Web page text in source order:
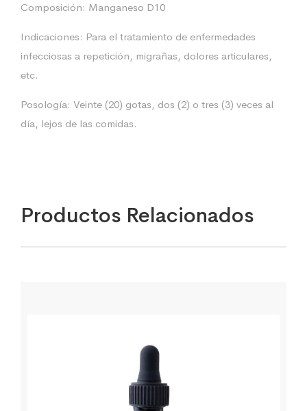
Composición: Manganeso D10
Indicaciones: Para el tratamiento de enfermedades
infecciosas a repetición, migrañas, dolores articulares,
etc.
Posología: Veinte (20) gotas, dos (2) o tres (3) veces al
día, lejos de las comidas.
Productos Relacionados